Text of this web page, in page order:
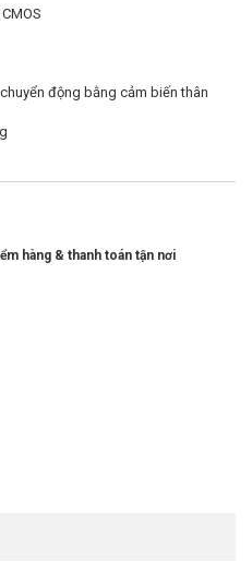
động bằng cảm biến thân
hàng & thanh toán tận nơi